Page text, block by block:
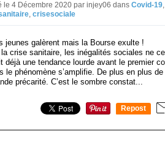
le 4 Décembre 2020 par injey06 dans Covid-19,
, crisesociale
crise sanitaire, les inégalités sociales ne
déjà une tendance lourde avant le premier
le phénomène s’amplifie. De plus en plus
précarité. C’est le sombre constat...
Repost